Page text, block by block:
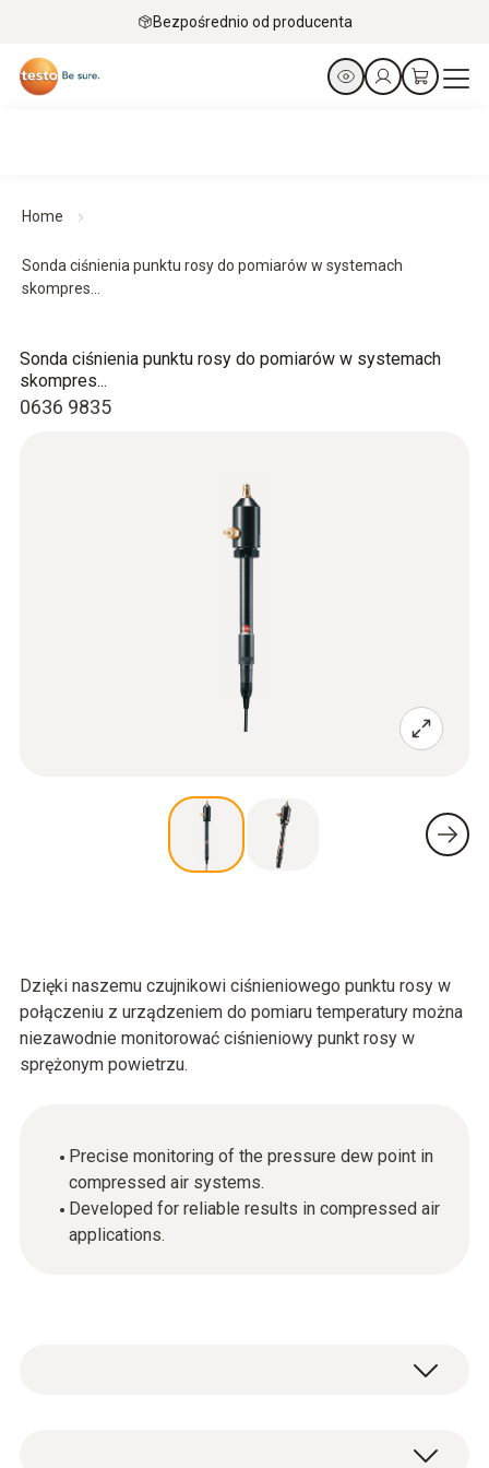
Bezpośrednio od producenta
Home
Sonda ciśnienia punktu rosy do pomiarów w systemach
skompres...
0636 9835
Sonda ciśnienia punktu rosy do pomiarów w systemach
skompres...
Dzięki naszemu czujnikowi ciśnieniowego punktu rosy w
połączeniu z urządzeniem do pomiaru temperatury można
niezawodnie monitorować ciśnieniowy punkt rosy w
sprężonym powietrzu.
Precise monitoring of the pressure dew point in
compressed air systems.
Developed for reliable results in compressed air
applications.